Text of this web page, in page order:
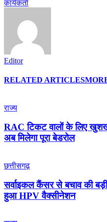
कार्यकर्ता
Editor
RELATED ARTICLES
राज्य
RAC टिकट वालों के लिए
अब मिलेगा पूरा बेडरोल
छत्तीसगढ़
सर्वाइकल कैंसर से बचाव की
हुआ HPV वैक्सीनेशन